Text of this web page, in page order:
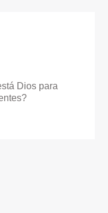
Dios para